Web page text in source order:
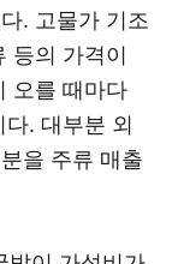
. 고물가 기조
등의 가격이
오를 때마다
. 대부분 외
을 주류 매출